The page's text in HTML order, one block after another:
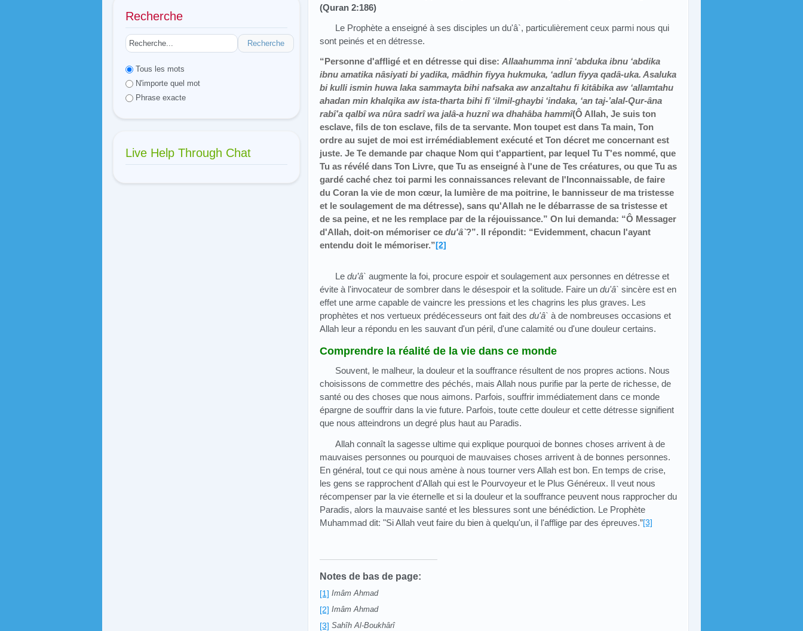
Recherche
Recherche
Tous les mots
N'importe quel mot
Phrase exacte
Live Help Through Chat
(Quran 2:186)
Le Prophète a enseigné à ses disciples un du'â`, particulièrement ceux parmi nous qui
sont peinés et en détresse.
“Personne d'affligé et en détresse qui dise: Allaahumma innî ‘abduka ibnu ‘abdika
ibnu amatika nâsiyati bi yadika, mâdhin fiyya hukmuka, ‘adlun fiyya qadâ-uka. Asaluka
bi kulli ismin huwa laka sammayta bihi nafsaka aw anzaltahu fi kitâbika aw ‘allamtahu
ahadan min khalqika aw ista-tharta bihi fî ‘ilmil-ghaybi ‘indaka, ‘an taj-’alal-Qur-âna
rabî’a qalbî wa nûra sadrî wa jalâ-a huznî wa dhahâba hammî(Ô Allah, Je suis ton
esclave, fils de ton esclave, fils de ta servante. Mon toupet est dans Ta main, Ton
ordre au sujet de moi est irrémédiablement exécuté et Ton décret me concernant est
juste. Je Te demande par chaque Nom qui t'appartient, par lequel Tu T'es nommé, que
Tu as révélé dans Ton Livre, que Tu as enseigné à l'une de Tes créatures, ou que Tu as
gardé caché chez toi parmi les connaissances relevant de l'Inconnaissable, de faire
du Coran la vie de mon cœur, la lumière de ma poitrine, le bannisseur de ma tristesse
et le soulagement de ma détresse), sans qu'Allah ne le débarrasse de sa tristesse et
de sa peine, et ne les remplace par de la réjouissance.” On lui demanda: “Ô Messager
d'Allah, doit-on mémoriser ce du'â`?”. Il répondit: “Evidemment, chacun l'ayant
entendu doit le mémoriser.”[2]
Ledu’â` augmente la foi, procure espoir et soulagement aux personnes en détresse et
évite à l'invocateur de sombrer dans le désespoir et la solitude. Faire un du'â` sincère est en
effet une arme capable de vaincre les pressions et les chagrins les plus graves. Les
prophètes et nos vertueux prédécesseurs ont fait des du'â` à de nombreuses occasions et
Allah leur a répondu en les sauvant d'un péril, d'une calamité ou d'une douleur certains.
Comprendre la réalité de la vie dans ce monde
Souvent, le malheur, la douleur et la souffrance résultent de nos propres actions. Nous
choisissons de commettre des péchés, mais Allah nous purifie par la perte de richesse, de
santé ou des choses que nous aimons. Parfois, souffrir immédiatement dans ce monde
épargne de souffrir dans la vie future. Parfois, toute cette douleur et cette détresse signifient
que nous atteindrons un degré plus haut au Paradis.
Allah connaît la sagesse ultime qui explique pourquoi de bonnes choses arrivent à de
mauvaises personnes ou pourquoi de mauvaises choses arrivent à de bonnes personnes.
En général, tout ce qui nous amène à nous tourner vers Allah est bon. En temps de crise,
les gens se rapprochent d'Allah qui est le Pourvoyeur et le Plus Généreux. Il veut nous
récompenser par la vie éternelle et si la douleur et la souffrance peuvent nous rapprocher du
Paradis, alors la mauvaise santé et les blessures sont une bénédiction. Le Prophète
Muhammad dit: "Si Allah veut faire du bien à quelqu'un, il l'afflige par des épreuves.”[3]
Notes de bas de page:
[1] Imâm Ahmad
[2] Imâm Ahmad
[3] Sahîh Al-Boukhârî